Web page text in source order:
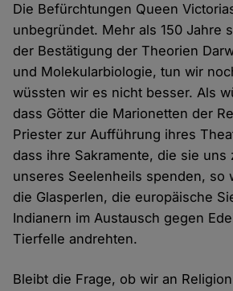
Die Befürchtungen Queen
unbegründet. Mehr als 150 Jahre
der Bestätigung der Theorien
und Molekularbiologie, tun wir
wüssten wir es nicht besser. Als
dass Götter die Marionetten der
Priester zur Aufführung ihres
dass ihre Sakramente, die sie uns
unseres Seelenheils spenden, so
die Glasperlen, die europäische
Indianern im Austausch gegen
Tierfelle andrehten.
Bleibt die Frage, ob wir an